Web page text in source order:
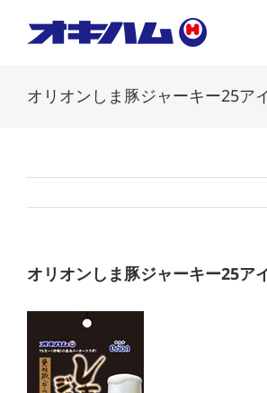
オリオンしま豚ジャーキー25ア
オリオンしま豚ジャーキー25ア